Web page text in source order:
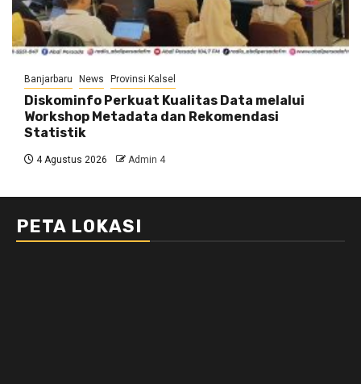
Banjarbaru News Provinsi Kalsel
Diskominfo Perkuat Kualitas Data melalui
Workshop Metadata dan Rekomendasi
Statistik
4 Agustus 2026 Admin 4
PETA LOKASI